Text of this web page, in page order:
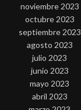
noviembre 2023
octubre 2023
septiembre 2023
agosto 2023
julio 2023
junio 2023
mayo 2023
abril 2023